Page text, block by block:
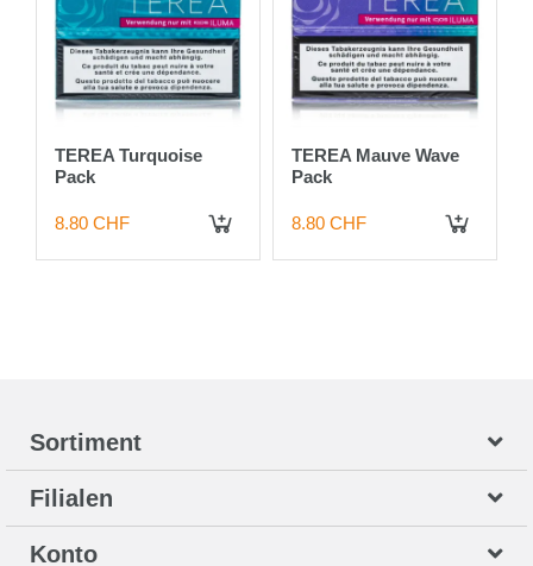
TEREA Turquoise
Pack
8.80 CHF
TEREA Mauve Wave
Pack
8.80 CHF
Sortiment
Filialen
Konto